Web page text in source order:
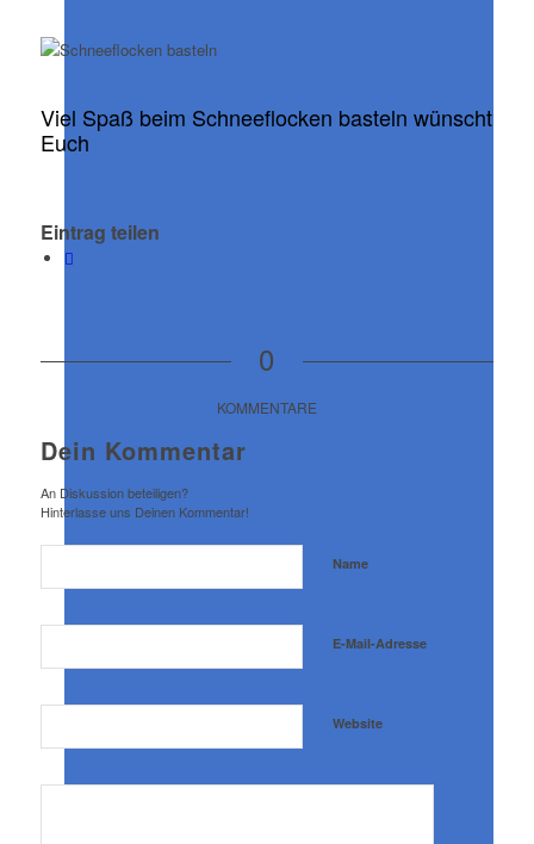
Viel Spaß beim Schneeflocken basteln wünscht
Euch
Eintrag teilen
0
KOMMENTARE
Dein Kommentar
An Diskussion beteiligen?
Hinterlasse uns Deinen Kommentar!
Name
E-Mail-Adresse
Website